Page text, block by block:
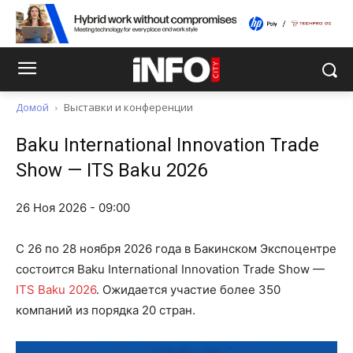
Домой Выставки и конференции
Baku International Innovation Trade
Show — ITS Baku 2026
26 Ноя 2026 - 09:00
С 26 по 28 ноября 2026 года в Бакинском Экспоцентре
состоится Baku International Innovation Trade Show —
ITS Baku 2026. Ожидается участие более 350
компаний из порядка 20 стран.